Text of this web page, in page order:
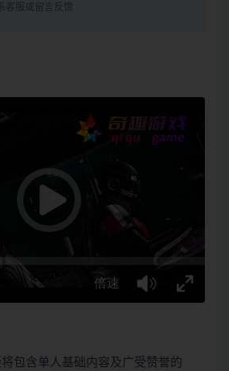
服或留言反馈
将包含单人基础内容及广受赞誉的